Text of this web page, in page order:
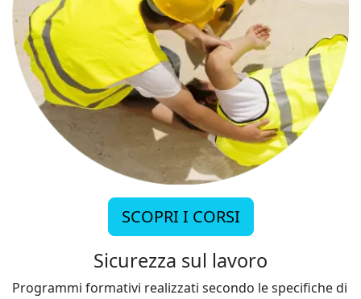
SCOPRI I CORSI
Sicurezza sul lavoro
Programmi formativi realizzati secondo le specifiche di